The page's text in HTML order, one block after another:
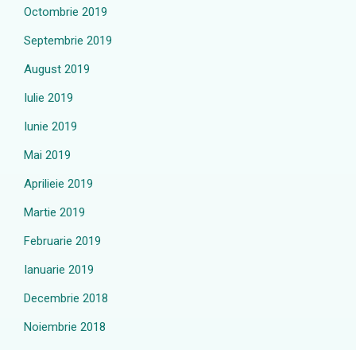
Octombrie 2019
Septembrie 2019
August 2019
Iulie 2019
Iunie 2019
Mai 2019
Aprilieie 2019
Martie 2019
Februarie 2019
Ianuarie 2019
Decembrie 2018
Noiembrie 2018